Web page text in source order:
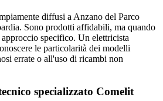
diffusi a Anzano del Parco
Sono prodotti affidabili, ma quando
specifico. Un elettricista
le particolarità dei modelli
errate o all'uso di ricambi non
specializzato Comelit